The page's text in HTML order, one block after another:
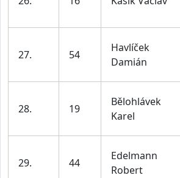
27. 54
Havlíček
Damián
28. 19
Bělohlávek
Karel
29. 44
Edelmann
Robert